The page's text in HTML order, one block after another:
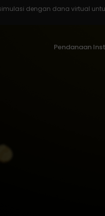
dengan dana virtual
Pendanaan